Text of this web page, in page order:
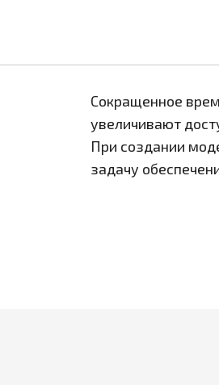
Сокращенное
увеличивают
При создании
задачу